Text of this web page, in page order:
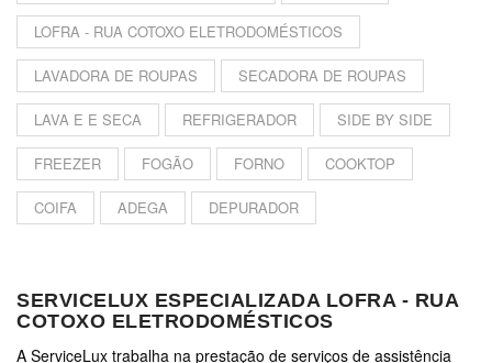
LOFRA - RUA COTOXO ELETRODOMÉSTICOS
LAVADORA DE ROUPAS SECADORA DE ROUPAS
LAVA E E SECA REFRIGERADOR SIDE BY SIDE
FREEZER FOGÃO FORNO COOKTOP
COIFA ADEGA DEPURADOR
SERVICELUX ESPECIALIZADA LOFRA - RUA
COTOXO ELETRODOMÉSTICOS
A ServiceLux trabalha na prestação de serviços de assistência